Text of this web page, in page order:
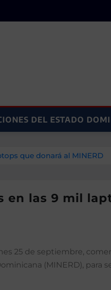
DEL ESTADO
que donará al MINERD
en las 9 mil
25 de septiembre,
(MINERD), para